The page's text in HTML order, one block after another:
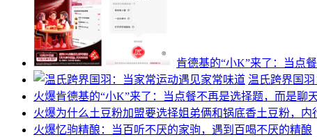
肯德基的“小K”来了：当点
温氏跨界国
火爆肯德基的“小K”来了：当点餐不再是选择题，而是聊
火爆为什么土豆粉加盟要选择姐弟俩和锅底香土豆粉，内
火爆忆驹精酿：当百听不厌的家驹，遇到百喝不厌的精酿